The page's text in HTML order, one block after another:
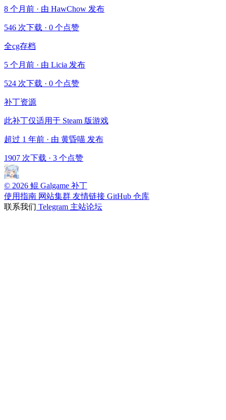
8 个月前 · 由 HawChow 发布
546 次下载 · 0 个点赞
全cg存档
5 个月前 · 由 Licia 发布
524 次下载 · 0 个点赞
补丁资源
此补丁仅适用于 Steam 版游戏
超过 1 年前 · 由 黄昏喵 发布
1907 次下载 · 3 个点赞
© 2026 鲲 Galgame 补丁
使用指南 网站集群 友情链接 GitHub 仓库
联系我们 Telegram 主站论坛